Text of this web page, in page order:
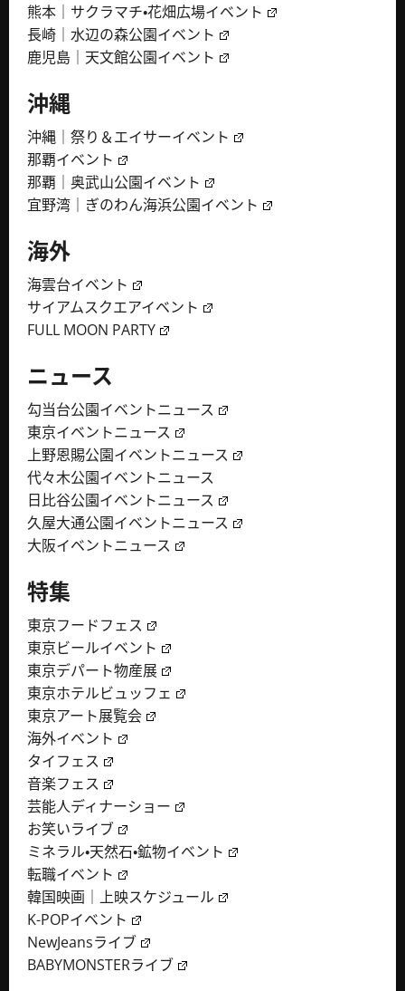
熊本｜サクラマチ・花畑広場イベント
長崎｜水辺の森公園イベント
鹿児島｜天文館公園イベント
沖縄
沖縄｜祭り＆エイサーイベント
那覇イベント
那覇｜奥武山公園イベント
宜野湾｜ぎのわん海浜公園イベント
海外
海雲台イベント
サイアムスクエアイベント
FULL MOON PARTY
ニュース
勾当台公園イベントニュース
東京イベントニュース
上野恩賜公園イベントニュース
代々木公園イベントニュース
日比谷公園イベントニュース
久屋大通公園イベントニュース
大阪イベントニュース
特集
東京フードフェス
東京ビールイベント
東京デパート物産展
東京ホテルビュッフェ
東京アート展覧会
海外イベント
タイフェス
音楽フェス
芸能人ディナーショー
お笑いライブ
ミネラル・天然石・鉱物イベント
転職イベント
韓国映画｜上映スケジュール
K-POPイベント
NewJeansライブ
BABYMONSTERライブ